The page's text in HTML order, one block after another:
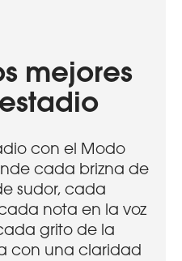
mejores
con el Modo
cada brizna de
sudor, cada
nota en la voz
grito de la
con una claridad